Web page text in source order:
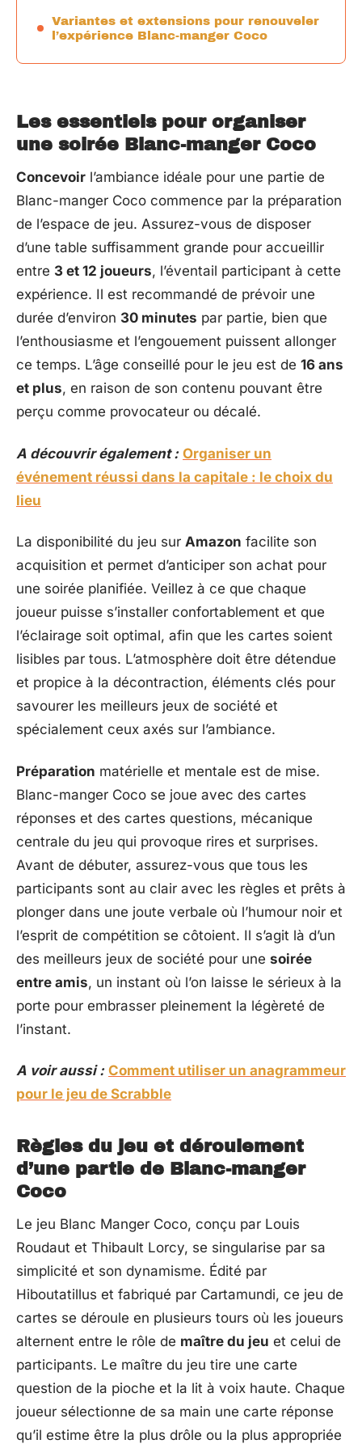
Variantes et extensions pour renouveler
l’expérience Blanc-manger Coco
Les essentiels pour organiser
une soirée Blanc-manger Coco
Concevoir l’ambiance idéale pour une partie de
Blanc-manger Coco commence par la préparation
de l’espace de jeu. Assurez-vous de disposer
d’une table suffisamment grande pour accueillir
entre 3 et 12 joueurs, l’éventail participant à cette
expérience. Il est recommandé de prévoir une
durée d’environ 30 minutes par partie, bien que
l’enthousiasme et l’engouement puissent allonger
ce temps. L’âge conseillé pour le jeu est de 16 ans
et plus, en raison de son contenu pouvant être
perçu comme provocateur ou décalé.
A découvrir également : Organiser un
événement réussi dans la capitale : le choix du
lieu
La disponibilité du jeu sur Amazon facilite son
acquisition et permet d’anticiper son achat pour
une soirée planifiée. Veillez à ce que chaque
joueur puisse s’installer confortablement et que
l’éclairage soit optimal, afin que les cartes soient
lisibles par tous. L’atmosphère doit être détendue
et propice à la décontraction, éléments clés pour
savourer les meilleurs jeux de société et
spécialement ceux axés sur l’ambiance.
Préparation matérielle et mentale est de mise.
Blanc-manger Coco se joue avec des cartes
réponses et des cartes questions, mécanique
centrale du jeu qui provoque rires et surprises.
Avant de débuter, assurez-vous que tous les
participants sont au clair avec les règles et prêts à
plonger dans une joute verbale où l’humour noir et
l’esprit de compétition se côtoient. Il s’agit là d’un
des meilleurs jeux de société pour une soirée
entre amis, un instant où l’on laisse le sérieux à la
porte pour embrasser pleinement la légèreté de
l’instant.
A voir aussi : Comment utiliser un anagrammeur
pour le jeu de Scrabble
Règles du jeu et déroulement
d’une partie de Blanc-manger
Coco
Le jeu Blanc Manger Coco, conçu par Louis
Roudaut et Thibault Lorcy, se singularise par sa
simplicité et son dynamisme. Édité par
Hiboutatillus et fabriqué par Cartamundi, ce jeu de
cartes se déroule en plusieurs tours où les joueurs
alternent entre le rôle de maître du jeu et celui de
participants. Le maître du jeu tire une carte
question de la pioche et la lit à voix haute. Chaque
joueur sélectionne de sa main une carte réponse
qu’il estime être la plus drôle ou la plus appropriée